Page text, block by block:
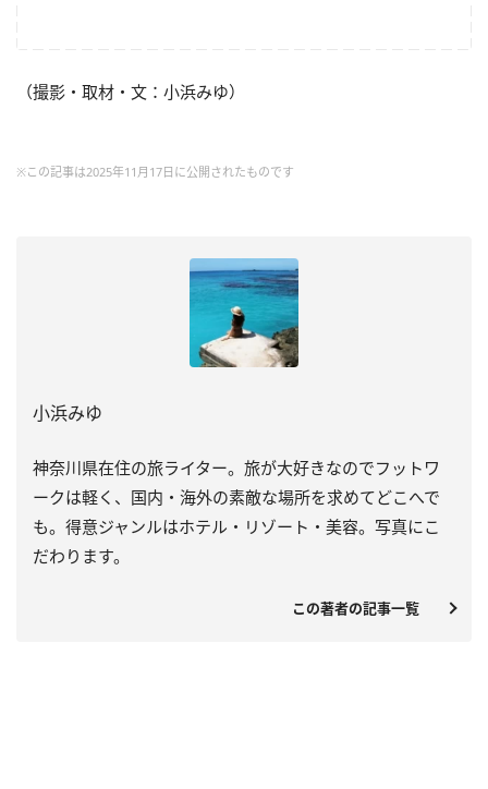
（撮影・取材・文：小浜みゆ）
※この記事は2025年11月17日に公開されたものです
小浜みゆ
神奈川県在住の旅ライター。旅が大好きなのでフットワ
ークは軽く、国内・海外の素敵な場所を求めてどこへで
も。得意ジャンルはホテル・リゾート・美容。写真にこ
だわります。
この著者の記事一覧